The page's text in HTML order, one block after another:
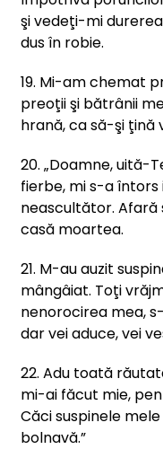
şi vedeţi-mi
dus în robie.
19. Mi-am chemat
preoţii şi bătrânii
hrană, ca să-şi ţină
20. „Doamne, uită-
fierbe, mi s-a întors
neascultător. Afară
casă moartea.
21. M-au auzit
mângâiat. Toţi
nenorocirea mea,
dar vei aduce, vei
22. Adu toată
mi-ai făcut mie,
Căci suspinele
bolnavă.”